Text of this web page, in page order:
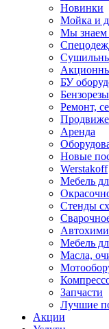
Новинки
Мойка и
Мы знаем
БУ
Бензорезы
Ремонт,
Аренда
Новые
Werstakoff
Мебель
Стенды
Мебель
Масла,
Запчасти
Лучшие
Акции